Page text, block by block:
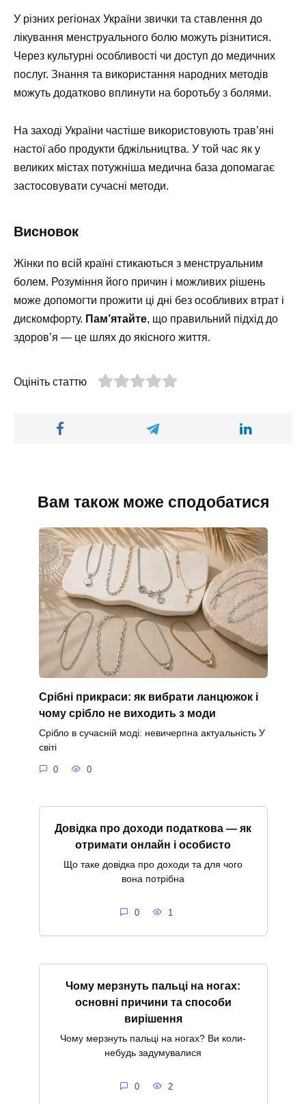
У різних регіонах України звички та ставлення до
лікування менструального болю можуть різнитися.
Через культурні особливості чи доступ до медичних
послуг. Знання та використання народних методів
можуть додатково вплинути на боротьбу з болями.
На заході України частіше використовують трав’яні
настої або продукти бджільництва. У той час як у
великих містах потужніша медична база допомагає
застосовувати сучасні методи.
Висновок
Жінки по всій країні стикаються з менструальним
болем. Розуміння його причин і можливих рішень
може допомогти прожити ці дні без особливих втрат і
дискомфорту. Пам’ятайте, що правильний підхід до
здоров’я — це шлях до якісного життя.
Оцініть статтю
Вам також може сподобатися
Срібні прикраси: як вибрати ланцюжок і
чому срібло не виходить з моди
Срібло в сучасній моді: невичерпна актуальність У
світі
0 0
Довідка про доходи податкова — як
отримати онлайн і особисто
Що таке довідка про доходи та для чого
вона потрібна
0 1
Чому мерзнуть пальці на ногах:
основні причини та способи
вирішення
Чому мерзнуть пальці на ногах? Ви коли-
небудь задумувалися
0 2